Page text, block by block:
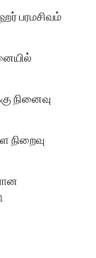
பரமசிவம்
நினைவு
நிறைவு